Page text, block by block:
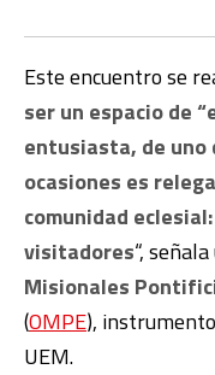
Este encuentro se
ser un espacio de
entusiasta, de uno
ocasiones es
comunidad
visitadores“,
Misionales
(OMPE),
UEM.